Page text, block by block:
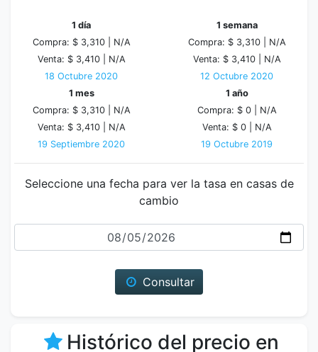
1 día
Compra: $ 3,310 | N/A
Venta: $ 3,410 | N/A
18 Octubre 2020
1 semana
Compra: $ 3,310 | N/A
Venta: $ 3,410 | N/A
12 Octubre 2020
1 mes
Compra: $ 3,310 | N/A
Venta: $ 3,410 | N/A
19 Septiembre 2020
1 año
Compra: $ 0 | N/A
Venta: $ 0 | N/A
19 Octubre 2019
Seleccione una fecha para ver la tasa en casas de
cambio
Fecha
Consultar
Histórico del precio en